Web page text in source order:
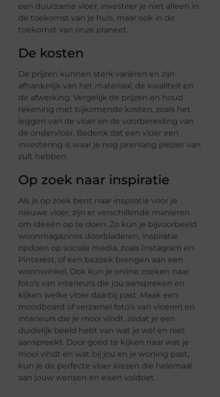
een duurzame vloer, investeer je niet alleen in
de toekomst van je huis, maar ook in de
toekomst van onze planeet.
De kosten
De prijzen kunnen sterk variëren en zijn
afhankelijk van het materiaal, de kwaliteit en
de afwerking. Vergelijk de prijzen en houd
rekening met bijkomende kosten, zoals het
leggen van de vloer en de voorbereiding van
de ondervloer. Bedenk dat een vloer een
investering is waar je nog jarenlang plezier van
zult hebben.
Op zoek naar inspiratie
Als je op zoek bent naar inspiratie voor je
nieuwe vloer, zijn er verschillende manieren
om ideeën op te doen. Zo kun je bijvoorbeeld
woonmagazines doorbladeren, inspiratie
opdoen op sociale media, zoals Instagram en
Pinterest, of een bezoek brengen aan een
woonwinkel. Ook kun je online zoeken naar
foto’s van interieurs die jou aanspreken en
kijken welke vloer daarbij past. Maak een
moodboard of verzamel foto’s van vloeren en
interieurs die je mooi vindt, zodat je een
duidelijk beeld hebt van wat je wel en niet
aanspreekt. Door goed te kijken naar wat je
mooi vindt en wat bij jou en je woning past,
kun je de perfecte vloer kiezen die helemaal
aan jouw wensen en eisen voldoet.